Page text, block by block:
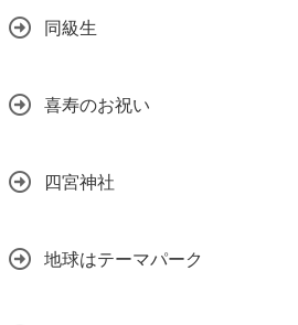
同級生
喜寿のお祝い
四宮神社
地球はテーマパーク